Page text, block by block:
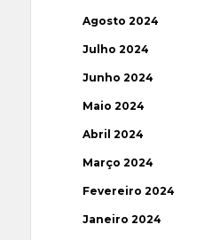
Agosto 2024
Julho 2024
Junho 2024
Maio 2024
Abril 2024
Março 2024
Fevereiro 2024
Janeiro 2024